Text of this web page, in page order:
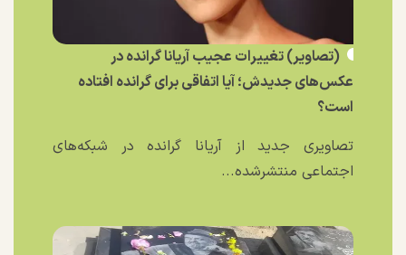
(تصاویر) تغییرات عجیب آریانا گرانده در
عکس‌های جدیدش؛ آیا اتفاقی برای گرانده افتاده
است؟
تصاویری جدید از آریانا گرانده در شبکه‌های
اجتماعی منتشرشده...